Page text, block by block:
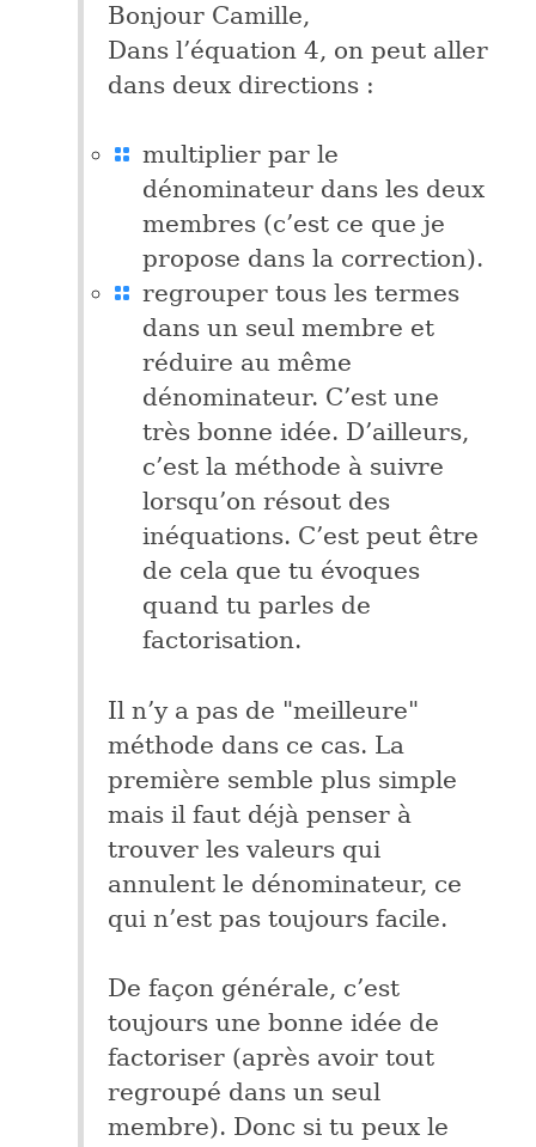
Bonjour Camille,
Dans l’équation 4, on peut aller
dans deux directions :
multiplier par le
dénominateur dans les deux
membres (c’est ce que je
propose dans la correction).
regrouper tous les termes
dans un seul membre et
réduire au même
dénominateur. C’est une
très bonne idée. D’ailleurs,
c’est la méthode à suivre
lorsqu’on résout des
inéquations. C’est peut être
de cela que tu évoques
quand tu parles de
factorisation.
Il n’y a pas de "meilleure"
méthode dans ce cas. La
première semble plus simple
mais il faut déjà penser à
trouver les valeurs qui
annulent le dénominateur, ce
qui n’est pas toujours facile.
De façon générale, c’est
toujours une bonne idée de
factoriser (après avoir tout
regroupé dans un seul
membre). Donc si tu peux le